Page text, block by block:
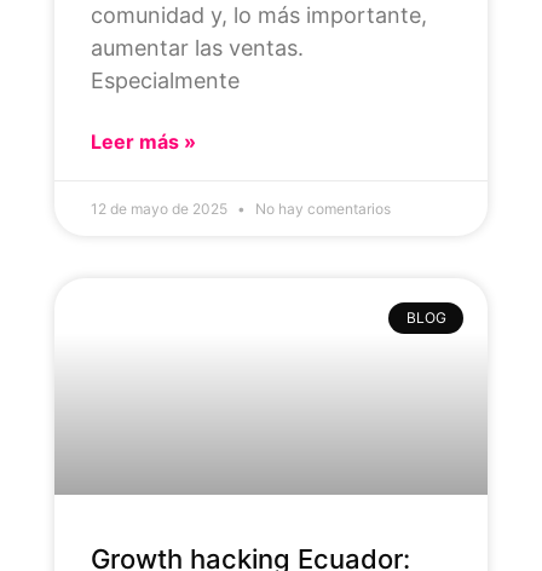
comunidad y, lo más importante,
aumentar las ventas.
Especialmente
Leer más »
12 de mayo de 2025 No hay comentarios
BLOG
Growth hacking Ecuador: